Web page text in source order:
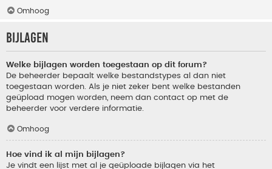
Omhoog
Bijlagen
Welke bijlagen worden toegestaan op dit forum?
De beheerder bepaalt welke bestandstypes al dan niet
toegestaan worden. Als je niet zeker bent welke bestanden
geüpload mogen worden, neem dan contact op met de
beheerder voor verdere informatie.
Omhoog
Hoe vind ik al mijn bijlagen?
Je vindt een lijst met al je geüploade bijlagen via het